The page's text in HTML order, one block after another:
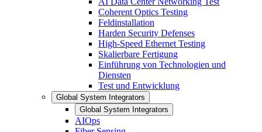
Coherent Optics Testing
Feldinstallation
Harden Security Defenses
High-Speed Ethernet Testing
Skalierbare Fertigung
Einführung von Technologien und
Diensten
Test und Entwicklung
Global System Integrators
Global System Integrators
AIOps